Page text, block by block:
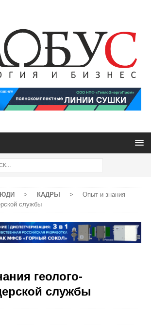
> КАДРЫ >
Опыт и знания
службы
геолого-
службы